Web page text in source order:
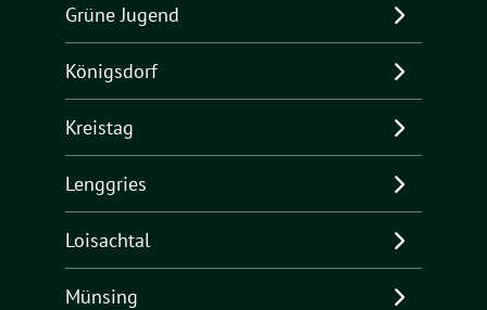
Grüne Jugend
Königsdorf
Kreistag
Lenggries
Loisachtal
Münsing